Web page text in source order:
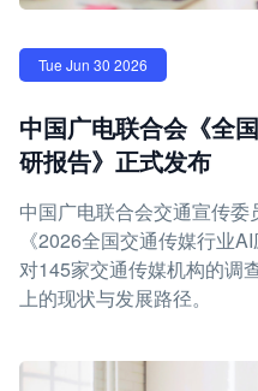
Tue Jun 30 2026
中国广电联合会《全
研报告》正式发布
中国广电联合会交通宣传委
《2026全国交通传媒行业
对145家交通传媒机构的调
上的现状与发展路径。